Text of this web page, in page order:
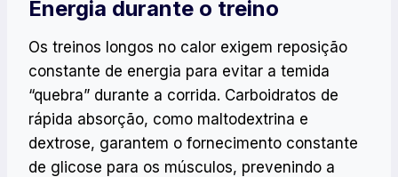
Energia durante o treino
Os treinos longos no calor exigem reposição
constante de energia para evitar a temida
“quebra” durante a corrida. Carboidratos de
rápida absorção, como maltodextrina e
dextrose, garantem o fornecimento constante
de glicose para os músculos, prevenindo a